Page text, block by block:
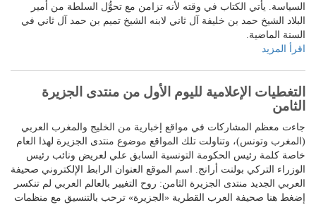
السياسة. يأتي الكتاب في وقته لأنه تزامن مع تحوُّل السلطة من أمير
البلاد الشيخ حمد بن خليفة آل ثاني لابنه الشيخ تميم بن حمد آل ثاني في
السنة الماضية.
اقرأ المزيد
التغطيات الإعلامية لليوم الأول من منتدى الجزيرة
الثامن
جاءت معظم المشاركات في مواقع إخبارية من الخليج والمغرب العربي
(المغرب وتونس)، وتناولت تلك المواقع موضوع منتدى الجزيرة لهذا العام
خاصة كلمة رئيس الحكومة التونسية السابق علي لعريض ونائب رئيس
الوزراء التركي بولنت أرانج. اسم الموقع العنوان الرابط الإلكتروني صحيفة
العربي الجديد منتدى الجزيرة الثامن: روح التغيير بالعالم العربي لم تنكسر
إضغط هنا صحيفة العرب القطرية «الجزيرة» ترحب بالتنسيق مع منظمات